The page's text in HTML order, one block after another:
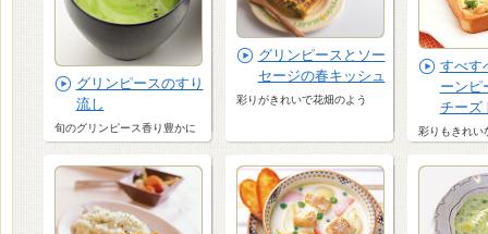
グリンピースのすり
流し
旬のグリンピース香り豊かに
グリンピースとソー
セージの春キッシュ
彩りがきれいで花畑のよう
すべす
ーンピ
チーズ
彩りもきれい